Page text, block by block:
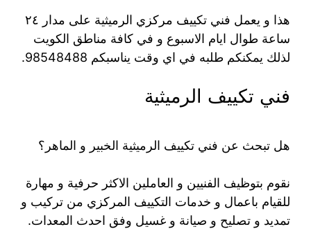
هذا و يعمل فني تكييف مركزي الرميثية على مدار ٢٤
ساعة طوال ايام الاسبوع و في كافة مناطق الكويت
لذلك يمكنكم طلبه في اي وقت يناسبكم 98548488.
فني تكييف الرميثية
هل تبحث عن فني تكييف الرميثية الخبير و الماهر؟
نقوم بتوظيف الفنيين و العاملين الاكثر حرفية و مهارة
للقيام باعمال و خدمات التكييف المركزي من تركيب و
تمديد و تصليح و صيانة و غسيل وفق احدث المعدات.